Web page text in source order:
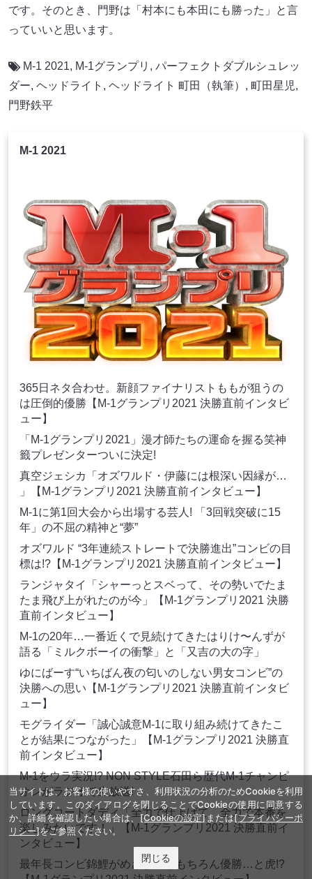
です。そのとき、門野は「村本にも本田にも勝った」と言
っていいと思います。
M-1 2021, M-1グランプリ , パーフェクトダブルシュレッ
ダー, ヘッドライト , ヘッドライト 町田（執筆） , 町田星児,
門野鉄平
M-1 2021
365日ネタ合わせ。新顔ファイナリストももが狙うの
は圧倒的優勝【M-1グランプリ2021 決勝直前インタビ
ュー】
「M-1グランプリ2021」漫才師たちの運命を握る笑神
籤プレゼンターついに決定!
真空ジェシカ「オズワルド・伊藤には根深い因縁が…
」【M-1グランプリ2021 決勝直前インタビュー】
M-1に第1回大会から出場する芸人! 「3回戦突破に15
年」の不屈の精神と“夢”
オズワルド “3年連続ストレートで決勝進出”コンビの目
標は!?【M-1グランプリ2021 決勝直前インタビュー】
ランジャタイ「シャーっとスベって、その勢いでたま
たま飛び上がれたのが今」【M-1グランプリ2021 決勝
直前インタビュー】
M-1の20年…一番近くで見続けてきたはりけ〜んずが
語る「ミルクボーイの衝撃」と「又吉の大の字」
ゆにばーす“いちばん夜の匂いのしない男女コンビ”の
決勝への思い【M-1グランプリ2021 決勝直前インタビ
ュー】
モグライダー「誠心誠意M-1に取り組み続けてきたこ
とが結果につながった」【M-1グランプリ2021 決勝直
前インタビュー】
M-1をウラ実況!? NON STYLE石田ら歴代M-1チャンピ
オンがラジオで生放送!
ロングコートダディ「全力で仕上げて、全力で本番を
楽しみたいです！」【M-1グランプリ2021 決勝直前イ
ンタビュー】
最年長コンビ錦鯉がめざすのはもちろん優勝…と虎!?
当サイトは、お客様の使いやすさ、利用状況の分析のためCookieを利用
しています。このダイアログを閉じることでCookieの使用に同意する
か、詳細を確認したい場合は、[Cookieの設定]または[プライバシーポ
リシー]をご参照ください。
閉じる